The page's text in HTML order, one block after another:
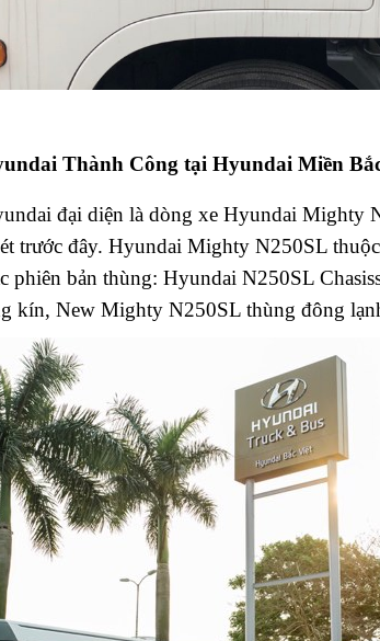
Thành Công tại Hyundai Miền
đại diện là dòng xe Hyundai Mighty
trước đây. Hyundai Mighty N250SL
phiên bản thùng: Hyundai N250SL
kín, New Mighty N250SL thùng đông